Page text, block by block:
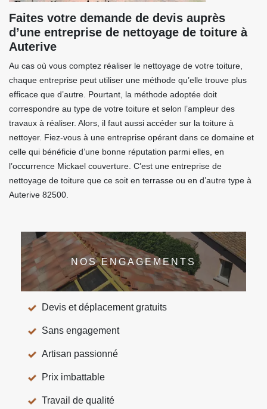
Faites votre demande de devis auprès
d’une entreprise de nettoyage de toiture à
Auterive
Au cas où vous comptez réaliser le nettoyage de votre toiture,
chaque entreprise peut utiliser une méthode qu’elle trouve plus
efficace que d’autre. Pourtant, la méthode adoptée doit
correspondre au type de votre toiture et selon l’ampleur des
travaux à réaliser. Alors, il faut aussi accéder sur la toiture à
nettoyer. Fiez-vous à une entreprise opérant dans ce domaine et
celle qui bénéficie d’une bonne réputation parmi elles, en
l’occurrence Mickael couverture. C’est une entreprise de
nettoyage de toiture que ce soit en terrasse ou en d’autre type à
Auterive 82500.
NOS ENGAGEMENTS
Devis et déplacement gratuits
Sans engagement
Artisan passionné
Prix imbattable
Travail de qualité